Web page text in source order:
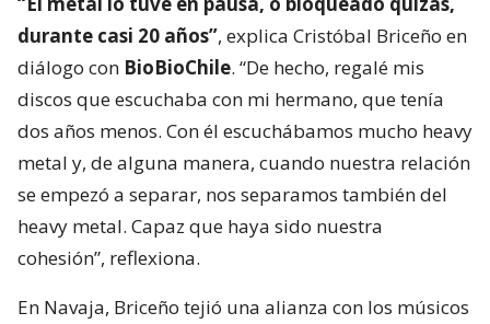
durante casi 20 años”, explica Cristóbal Briceño en
diálogo con BioBioChile. “De hecho, regalé mis
discos que escuchaba con mi hermano, que tenía
dos años menos. Con él escuchábamos mucho heavy
metal y, de alguna manera, cuando nuestra relación
se empezó a separar, nos separamos también del
heavy metal. Capaz que haya sido nuestra
cohesión”, reflexiona.
En Navaja, Briceño tejió una alianza con los músicos